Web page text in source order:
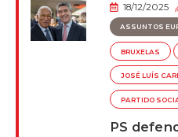
18/12/2025
ASSUNTOS
BRUXELAS
JOSÉ LUÍS
PARTIDO
PS